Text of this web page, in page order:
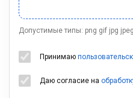
Допустимые типы: png gif jpg
Принимаю
Даю согласие на